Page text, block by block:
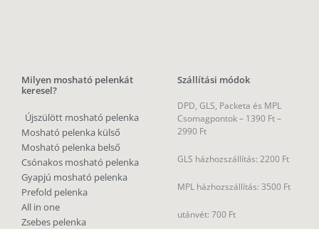
Milyen mosható pelenkát
keresel?
Újszülött mosható pelenka
Mosható pelenka külső
Mosható pelenka belső
Csónakos mosható pelenka
Gyapjú mosható pelenka
Prefold pelenka
All in one
Zsebes pelenka
Szállítási módok
DPD, GLS, Packeta és MPL
Csomagpontok – 1390 Ft –
2990 Ft
GLS házhozszállítás: 2200 Ft
MPL házhozszállítás: 3500 Ft
utánvét: 700 Ft